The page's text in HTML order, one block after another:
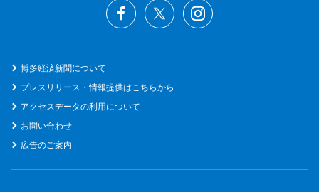
博多経済新聞について
プレスリリース・情報提供はこちらから
アクセスデータの利用について
お問い合わせ
広告のご案内